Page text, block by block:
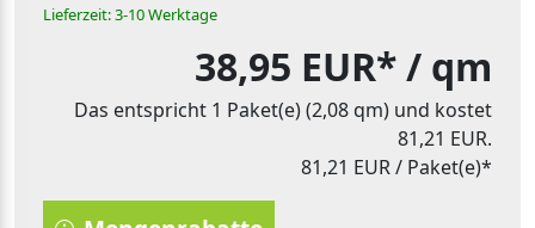
Lieferzeit: 3-10 Werktage
38,95 EUR*/ qm
Das entspricht 1 Paket(e) (2,08 qm) und kostet
81,21 EUR.
81,21 EUR/ Paket(e)*